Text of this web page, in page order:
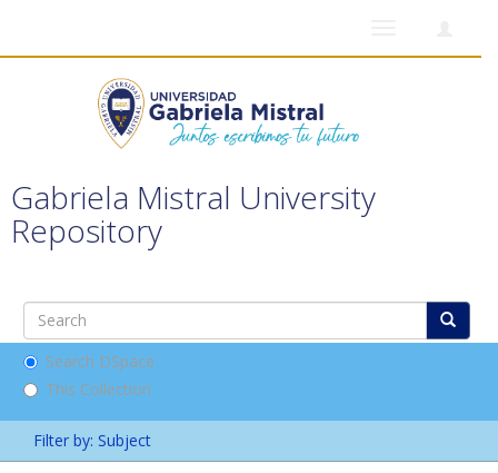
Gabriela Mistral University
Repository
Search DSpace
This Collection
Filter by: Subject